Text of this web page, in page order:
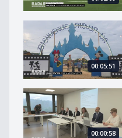
Disneyland en Veveyse
00:05:51
48&#039;000 enfants
00:00:58